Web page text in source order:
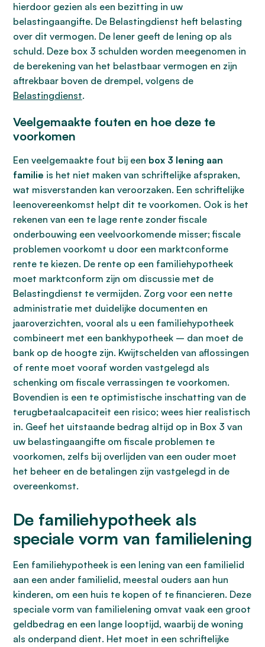
hierdoor gezien als een bezitting in uw
belastingaangifte. De Belastingdienst heft belasting
over dit vermogen. De lener geeft de lening op als
schuld. Deze box 3 schulden worden meegenomen in
de berekening van het belastbaar vermogen en zijn
aftrekbaar boven de drempel, volgens de
Belastingdienst.
Veelgemaakte fouten en hoe deze te
voorkomen
Een veelgemaakte fout bij een box 3 lening aan
familie is het niet maken van schriftelijke afspraken,
wat misverstanden kan veroorzaken. Een schriftelijke
leenovereenkomst helpt dit te voorkomen. Ook is het
rekenen van een te lage rente zonder fiscale
onderbouwing een veelvoorkomende misser; fiscale
problemen voorkomt u door een marktconforme
rente te kiezen. De rente op een familiehypotheek
moet marktconform zijn om discussie met de
Belastingdienst te vermijden. Zorg voor een nette
administratie met duidelijke documenten en
jaaroverzichten, vooral als u een familiehypotheek
combineert met een bankhypotheek – dan moet de
bank op de hoogte zijn. Kwijtschelden van aflossingen
of rente moet vooraf worden vastgelegd als
schenking om fiscale verrassingen te voorkomen.
Bovendien is een te optimistische inschatting van de
terugbetaalcapaciteit een risico; wees hier realistisch
in. Geef het uitstaande bedrag altijd op in Box 3 van
uw belastingaangifte om fiscale problemen te
voorkomen, zelfs bij overlijden van een ouder moet
het beheer en de betalingen zijn vastgelegd in de
overeenkomst.
De familiehypotheek als
speciale vorm van familielening
Een familiehypotheek is een lening van een familielid
aan een ander familielid, meestal ouders aan hun
kinderen, om een huis te kopen of te financieren. Deze
speciale vorm van familielening omvat vaak een groot
geldbedrag en een lange looptijd, waarbij de woning
als onderpand dient. Het moet in een schriftelijke